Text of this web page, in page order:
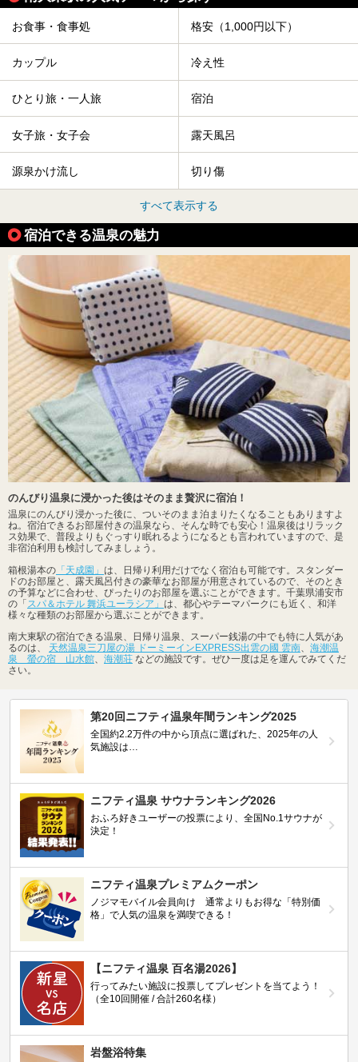
お食事・食事処 格安（1,000円以下）
カップル 冷え性
ひとり旅・一人旅 宿泊
女子旅・女子会 露天風呂
源泉かけ流し 切り傷
すべて表示する
宿泊できる温泉の魅力
のんびり温泉に浸かった後はそのまま贅沢に宿泊！
温泉にのんびり浸かった後に、ついそのまま泊まりたくなることもありますよ
ね。宿泊できるお部屋付きの温泉なら、そんな時でも安心！温泉後はリラック
ス効果で、普段よりもぐっすり眠れるようになるとも言われていますので、是
非宿泊利用も検討してみましょう。
箱根湯本の 「天成園」 は、日帰り利用だけでなく宿泊も可能です。スタンダー
ドのお部屋と、露天風呂付きの豪華なお部屋が用意されているので、そのとき
の予算などに合わせ、ぴったりのお部屋を選ぶことができます。千葉県浦安市
の「スパ＆ホテル 舞浜ユーラシア」 は、都心やテーマパークにも近く、和洋
様々な種類のお部屋から選ぶことができます。
南大東駅の宿泊できる温泉、日帰り温泉、スーパー銭湯の中でも特に人気があ
るのは、 天然温泉三刀屋の湯 ドーミーインEXPRESS出雲の國 雲南、 海潮温
泉 螢の宿 山水館、 海潮荘 などの施設です。ぜひ一度は足を運んでみてくだ
さい。
第20回ニフティ温泉年間ランキング2025
全国約2.2万件の中から頂点に選ばれた、2025年の人
気施設は…
ニフティ温泉 サウナランキング2026
おふろ好きユーザーの投票により、全国No.1サウナが
決定！
ニフティ温泉プレミアムクーポン
ノジマモバイル会員向け 通常よりもお得な「特別価
格」で人気の温泉を満喫できる！
【ニフティ温泉 百名湯2026】
行ってみたい施設に投票してプレゼントを当てよう！
（全10回開催 / 合計260名様）
岩盤浴特集